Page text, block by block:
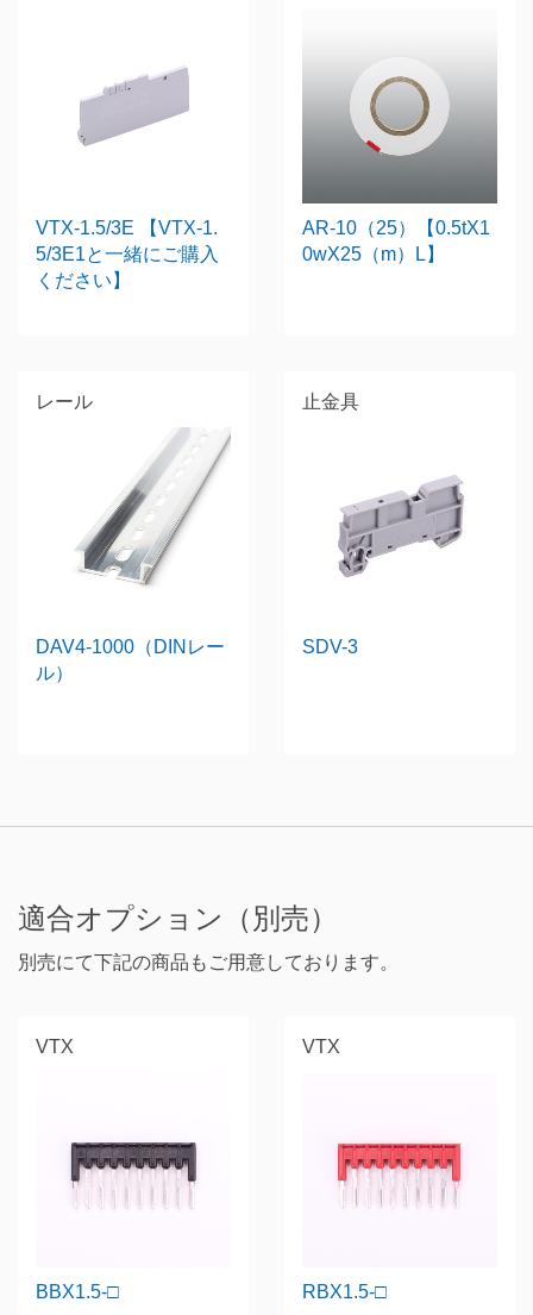
VTX-1.5/3E 【VTX-1.
5/3E1と一緒にご購入
ください】
AR-10（25）【0.5tX1
0wX25（m）L】
レール
DAV4-1000（DINレー
ル）
止金具
SDV-3
適合オプション（別売）
別売にて下記の商品もご用意しております。
VTX
BBX1.5-□
VTX
RBX1.5-□